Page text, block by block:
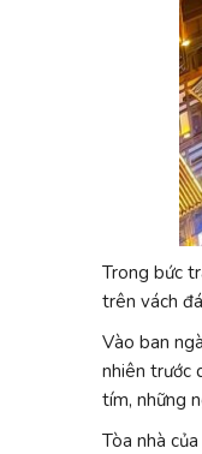
Trong bức
trên vách
Vào ban
nhiên trước
tím, những
Tòa nhà